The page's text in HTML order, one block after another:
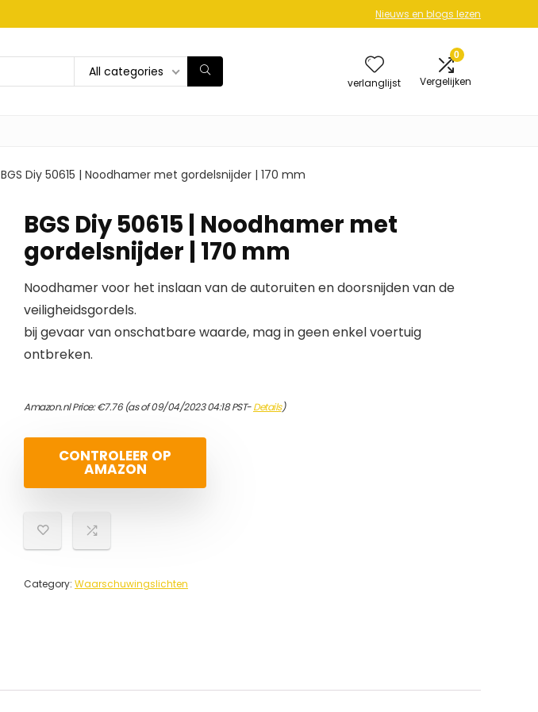
Nieuws en blogs lezen
All categories
verlanglijst
0
Vergelijken
BGS Diy 50615 | Noodhamer met gordelsnijder | 170 mm
BGS Diy 50615 | Noodhamer met
gordelsnijder | 170 mm
Noodhamer voor het inslaan van de autoruiten en doorsnijden van de
veiligheidsgordels.
bij gevaar van onschatbare waarde, mag in geen enkel voertuig
ontbreken.
Amazon.nl Price:€7.76(as of 09/04/2023 04:18 PST-Details)
CONTROLEER OP
AMAZON
Category: Waarschuwingslichten